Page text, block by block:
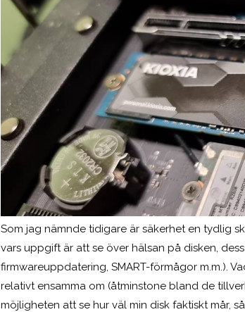
Som jag nämnde tidigare är säkerhet en tydlig
vars uppgift är att se över hälsan på disken,
firmwareuppdatering, SMART-förmågor m.m.).
relativt ensamma om (åtminstone bland de
möjligheten att se hur väl min disk faktiskt mår,